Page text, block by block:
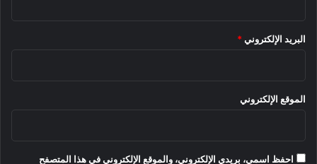
البريد الإلكتروني *
الموقع الإلكتروني
احفظ اسمي، بريدي الإلكتروني، والموقع الإلكتروني في هذا المتصفح